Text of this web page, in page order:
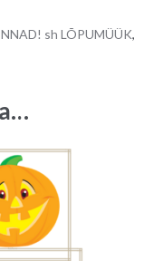
sh LÕPUMÜÜK,